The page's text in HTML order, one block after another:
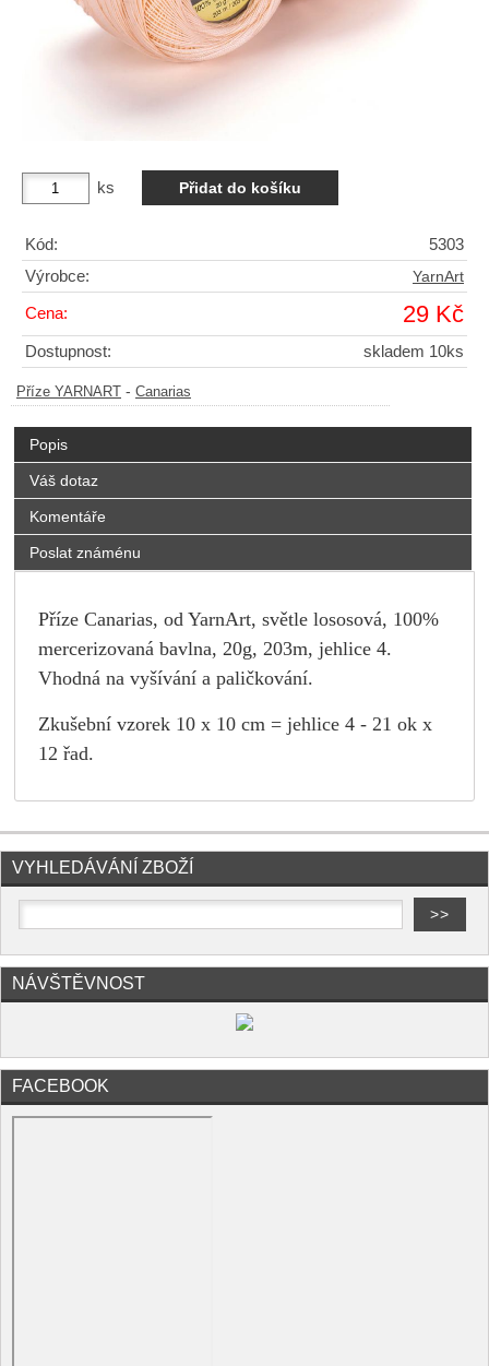
ks
Kód:
5303
Výrobce:
YarnArt
Cena: 29 Kč
Dostupnost: skladem 10ks
Příze YARNART - Canarias
Popis
Váš dotaz
Komentáře
Poslat známénu
Příze Canarias, od YarnArt, světle lososová, 100%
mercerizovaná bavlna, 20g, 203m, jehlice 4.
Vhodná na vyšívání a paličkování.
Zkušební vzorek 10 x 10 cm = jehlice 4 - 21 ok x
12 řad.
VYHLEDÁVÁNÍ ZBOŽÍ
NÁVŠTĚVNOST
FACEBOOK